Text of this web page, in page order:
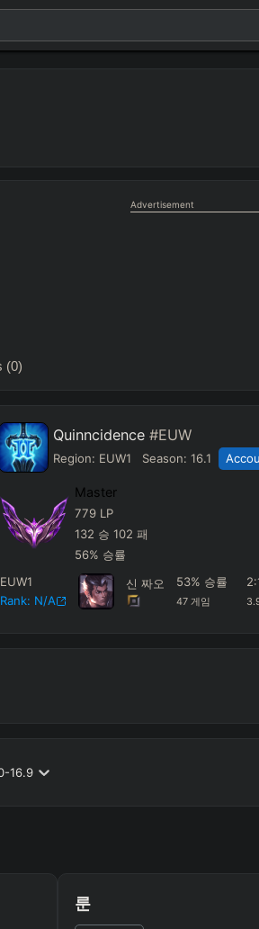
(0)
Advertisement
Quinncidence #EUW
Region: EUW1 Season: 16.1
Master
779 LP
132 승 102 패
56% 승률
EUW1
Rank: N/A
신 짜오 53% 승률
47 게임
2
16.9
룬